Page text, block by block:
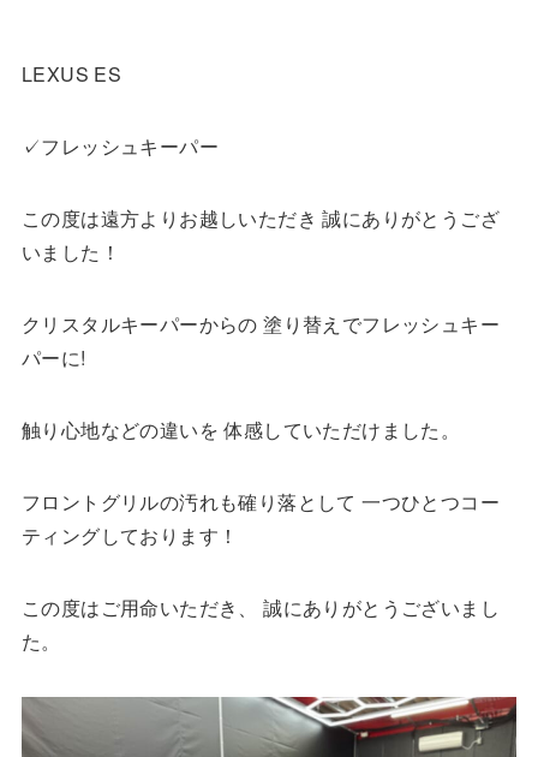
LEXUS ES
✓フレッシュキーパー
この度は遠方よりお越しいただき 誠にありがとうござ
いました！
クリスタルキーパーからの 塗り替えでフレッシュキー
パーに!
触り心地などの違いを 体感していただけました。
フロントグリルの汚れも確り落として 一つひとつコー
ティングしております！
この度はご用命いただき、 誠にありがとうございまし
た。